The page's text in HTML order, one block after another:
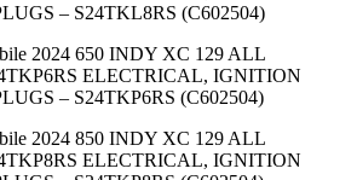
– S24TKL8RS (C602504)
2024 650 INDY XC 129 ALL
ELECTRICAL, IGNITION
– S24TKP6RS (C602504)
2024 850 INDY XC 129 ALL
ELECTRICAL, IGNITION